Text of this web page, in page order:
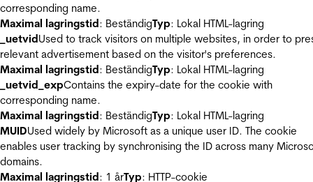
corresponding name.
Maximal lagringstid: BeständigTyp: Lokal HTML-lagring
_uetvidUsed to track visitors on multiple websites, in order to
relevant advertisement based on the visitor's preferences.
Maximal lagringstid: BeständigTyp: Lokal HTML-lagring
_uetvid_expContains the expiry-date for the cookie with
corresponding name.
Maximal lagringstid: BeständigTyp: Lokal HTML-lagring
MUIDUsed widely by Microsoft as a unique user ID. The cookie
enables user tracking by synchronising the ID across many
domains.
Maximal lagringstid: 1 årTyp: HTTP-cookie